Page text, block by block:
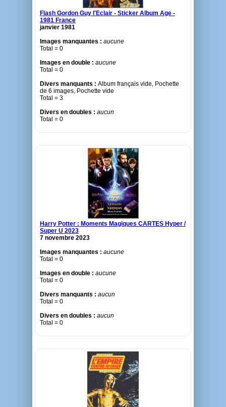
Flash Gordon Guy l'Eclair - Sticker Album Age -
1981 France
janvier 1981
Images manquantes : aucune
Total = 0
Images en double : aucune
Total = 0
Divers manquants : Album français vide, Pochette
de 6 images, Pochette vide
Total = 3
Divers en doubles : aucun
Total = 0
Harry Potter : Moments Magiques CARTES Hyper /
Super U 2023
7 novembre 2023
Images manquantes : aucune
Total = 0
Images en double : aucune
Total = 0
Divers manquants : aucun
Total = 0
Divers en doubles : aucun
Total = 0